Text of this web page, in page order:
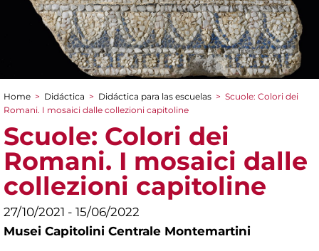
You are here
Home > Didáctica > Didáctica para las escuelas > Scuole: Colori dei
Romani. I mosaici dalle collezioni capitoline
Scuole: Colori dei
Romani. I mosaici dalle
collezioni capitoline
27/10/2021 - 15/06/2022
Musei Capitolini Centrale Montemartini